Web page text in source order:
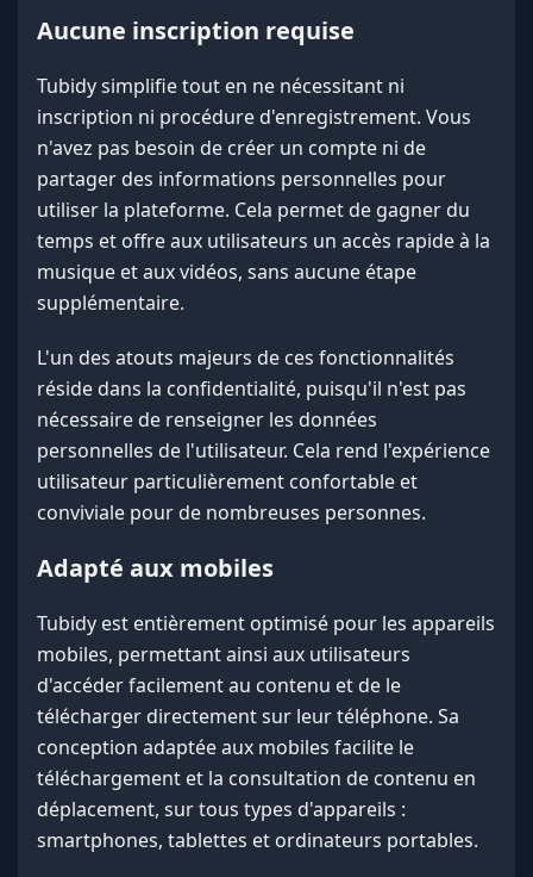
Aucune inscription requise
Tubidy simplifie tout en ne nécessitant ni
inscription ni procédure d'enregistrement. Vous
n'avez pas besoin de créer un compte ni de
partager des informations personnelles pour
utiliser la plateforme. Cela permet de gagner du
temps et offre aux utilisateurs un accès rapide à la
musique et aux vidéos, sans aucune étape
supplémentaire.
L'un des atouts majeurs de ces fonctionnalités
réside dans la confidentialité, puisqu'il n'est pas
nécessaire de renseigner les données
personnelles de l'utilisateur. Cela rend l'expérience
utilisateur particulièrement confortable et
conviviale pour de nombreuses personnes.
Adapté aux mobiles
Tubidy est entièrement optimisé pour les appareils
mobiles, permettant ainsi aux utilisateurs
d'accéder facilement au contenu et de le
télécharger directement sur leur téléphone. Sa
conception adaptée aux mobiles facilite le
téléchargement et la consultation de contenu en
déplacement, sur tous types d'appareils :
smartphones, tablettes et ordinateurs portables.